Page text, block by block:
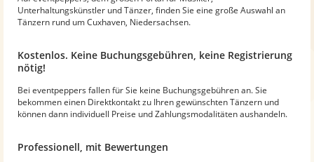
Unterhaltungskünstler und Tänzer, finden Sie eine große Auswahl an
Tänzern rund um Cuxhaven, Niedersachsen.
Kostenlos. Keine Buchungsgebühren, keine Registrierung
nötig!
Bei eventpeppers fallen für Sie keine Buchungsgebühren an. Sie
bekommen einen Direktkontakt zu Ihren gewünschten Tänzern und
können dann individuell Preise und Zahlungsmodalitäten aushandeln.
Professionell, mit Bewertungen